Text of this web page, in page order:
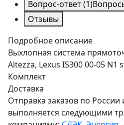
Вопрос-ответ(1)
Отзывы
Подробное описание
Выхлопная система
Altezza, Lexus IS300 00-05 N1
Комплект
Доставка
Отправка заказов по России
выполняется следующими